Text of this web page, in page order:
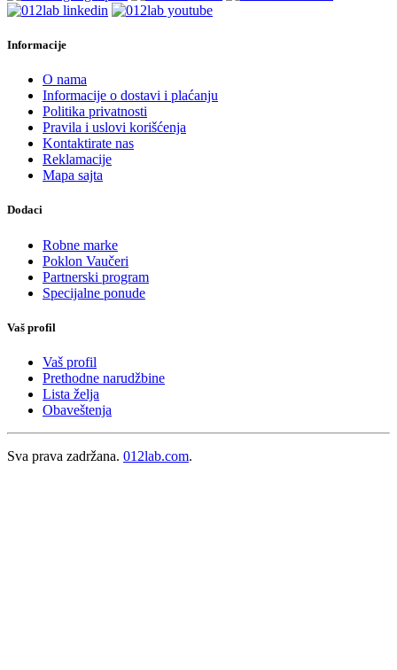
Informacije
O nama
Informacije o dostavi i plaćanju
Politika privatnosti
Pravila i uslovi korišćenja
Kontaktirate nas
Reklamacije
Mapa sajta
Dodaci
Robne marke
Poklon Vaučeri
Partnerski program
Specijalne ponude
Vaš profil
Vaš profil
Prethodne narudžbine
Lista želja
Obaveštenja
Sva prava zadržana. 012lab.com.